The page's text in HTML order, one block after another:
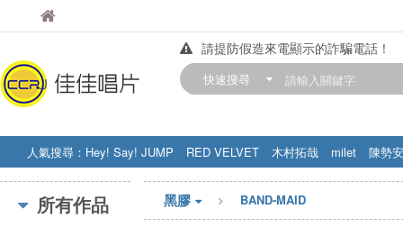
佳佳唱片
請提防假造來電顯示的詐騙電話！
【中華門市營業時間調整公告】
快速搜尋
人氣搜尋： Hey! Say! JUMP RED VELVET 木村拓哉 milet
陳勢安
STRAY KIDS
盧廣仲 周杰伦
所有作品 黑膠 BAND-MAID